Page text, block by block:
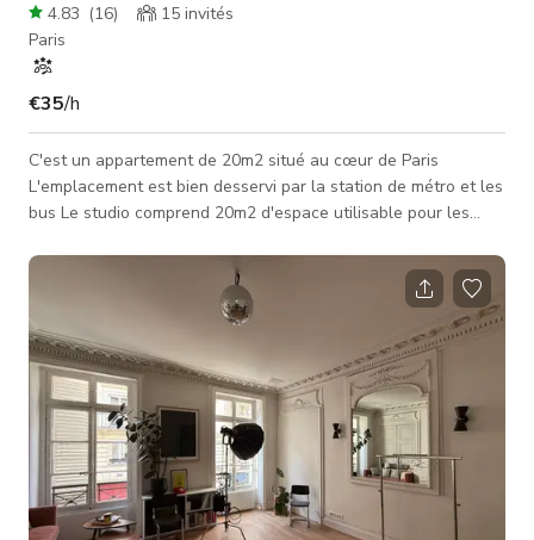
4.83 (16) 15 invités
Paris
€35/h
C'est un appartement de 20m2 situé au cœur de Paris
L'emplacement est bien desservi par la station de métro et les
bus Le studio comprend 20m2 d'espace utilisable pour les
livres d'artistes, un grand espace blanc pour photographier et
filmer vos clients. Il comprend 20m2 de cyclo blanc + 1 lumière
Aputure 600D + lumière Amaran 300C + cube blanc +
trépieds + micro Rode USB + 1 défroisseur + 2 sièges noirs
Généralement, le studio